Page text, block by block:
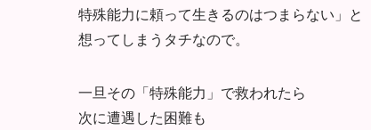
特殊能力に頼って生きるのはつまらない」と
想ってしまうタチなので。
一旦その「特殊能力」で救われたら
次に遭遇した困難も